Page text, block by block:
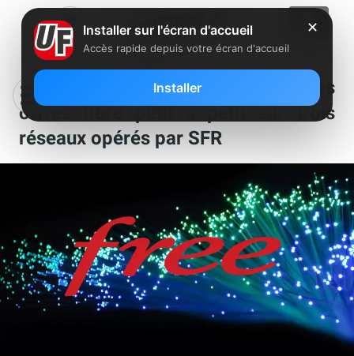
Free ne s’arrête plus et lance ses
offres fibre petit à petit sur trois
réseaux opérés par SFR
✕
Installer sur l'écran d'accueil
Accès rapide depuis votre écran d'accueil
Installer